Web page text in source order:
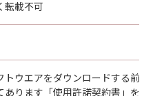
転載不可
トウエアをダウンロードする前
あります「使用許諾契約書」を